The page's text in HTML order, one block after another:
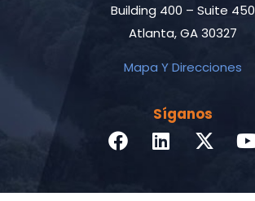
Building 400 – Suite 450
Atlanta, GA 30327
Mapa Y Direcciones
Síganos